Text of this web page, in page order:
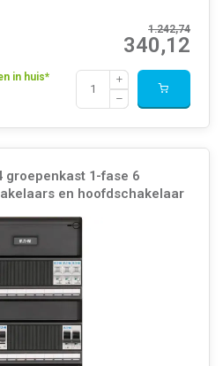
1.242,74
340,12
in huis*
groepenkast 1-fase 6
en hoofdschakelaar